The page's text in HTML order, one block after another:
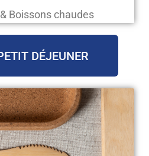
Boissons chaudes
DÉJEUNER